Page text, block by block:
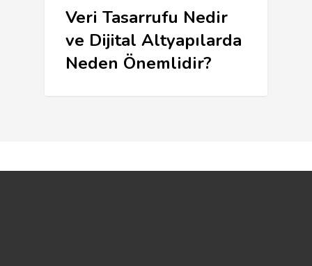
Veri Tasarrufu Nedir
ve Dijital Altyapılarda
Neden Önemlidir?